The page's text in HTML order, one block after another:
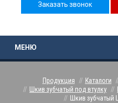
Заказать звонок
МЕНЮ
Продукция Каталоги
Шкив зубчатый под втулку
Шкив зубчатый